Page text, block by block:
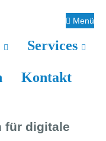
Menü
Services
Kontakt
für digitale